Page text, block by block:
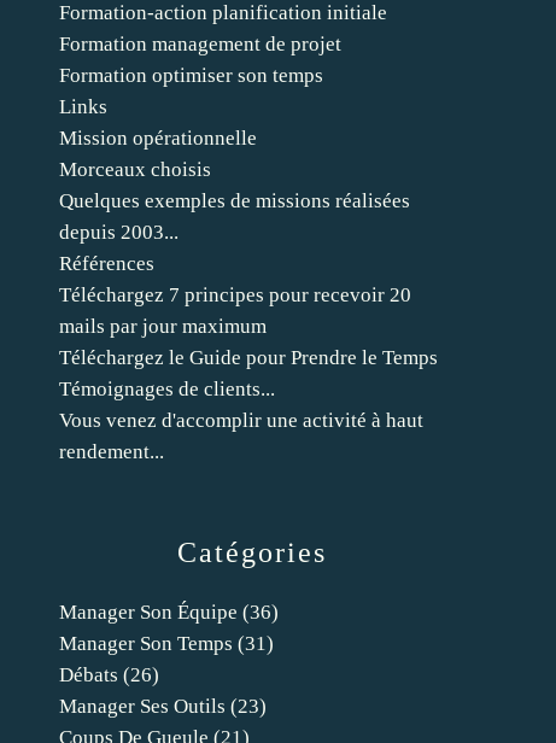
Catégories
Manager Son Équipe (36)
Manager Son Temps (31)
Débats (26)
Manager Ses Outils (23)
Coups De Gueule (21)
Formation-action planification initiale
Formation management de projet
Formation optimiser son temps
Links
Mission opérationnelle
Morceaux choisis
Quelques exemples de missions réalisées
depuis 2003...
Références
Téléchargez 7 principes pour recevoir 20
mails par jour maximum
Téléchargez le Guide pour Prendre le Temps
Témoignages de clients...
Vous venez d'accomplir une activité à haut
rendement...